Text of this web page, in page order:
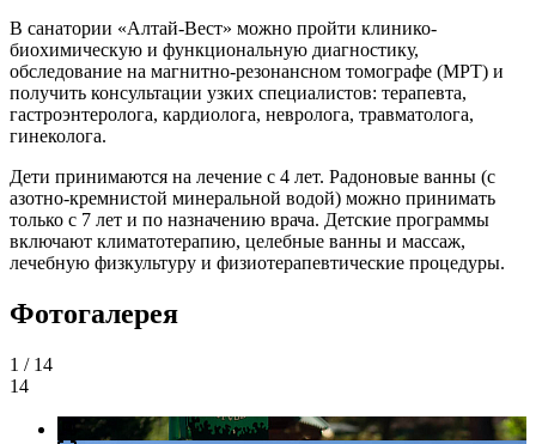
В санатории «Алтай-Вест» можно пройти клинико-
биохимическую и функциональную диагностику,
обследование на магнитно-резонансном томографе (МРТ) и
получить консультации узких специалистов: терапевта,
гастроэнтеролога, кардиолога, невролога, травматолога,
гинеколога.
Дети принимаются на лечение с 4 лет. Радоновые ванны (с
азотно-кремнистой минеральной водой) можно принимать
только с 7 лет и по назначению врача. Детские программы
включают климатотерапию, целебные ванны и массаж,
лечебную физкультуру и физиотерапевтические процедуры.
Фотогалерея
1 / 14
14